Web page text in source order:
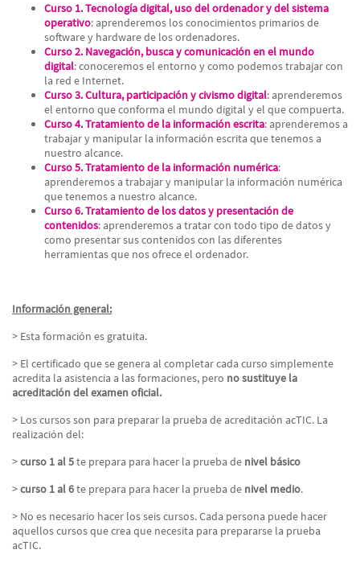
Curso 1. Tecnología digital, uso del ordenador y del sistema
operativo: aprenderemos los conocimientos primarios de
software y hardware de los ordenadores.
Curso 2. Navegación, busca y comunicación en el mundo
digital: conoceremos el entorno y como podemos trabajar con
la red e Internet.
Curso 3. Cultura, participación y civismo digital: aprenderemos
el entorno que conforma el mundo digital y el que compuerta.
Curso 4. Tratamiento de la información escrita: aprenderemos a
trabajar y manipular la información escrita que tenemos a
nuestro alcance.
Curso 5. Tratamiento de la información numérica:
aprenderemos a trabajar y manipular la información numérica
que tenemos a nuestro alcance.
Curso 6. Tratamiento de los datos y presentación de
contenidos: aprenderemos a tratar con todo tipo de datos y
como presentar sus contenidos con las diferentes
herramientas que nos ofrece el ordenador.
Información general:
> Esta formación es gratuita.
> El certificado que se genera al completar cada curso simplemente
acredita la asistencia a las formaciones, pero no sustituye la
acreditación del examen oficial.
> Los cursos son para preparar la prueba de acreditación acTIC. La
realización del:
>curso 1 al 5te prepara para hacer la prueba de nivel básico
>curso 1 al 6te prepara para hacer la prueba de nivel medio.
> No es necesario hacer los seis cursos. Cada persona puede hacer
aquellos cursos que crea que necesita para prepararse la prueba
acTIC.